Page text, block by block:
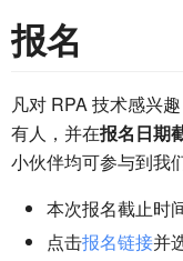
报名
凡对 RPA 技术感兴
有人，并在报名日期
小伙伴均可参与到我
本次报名截止时
点击报名链接并